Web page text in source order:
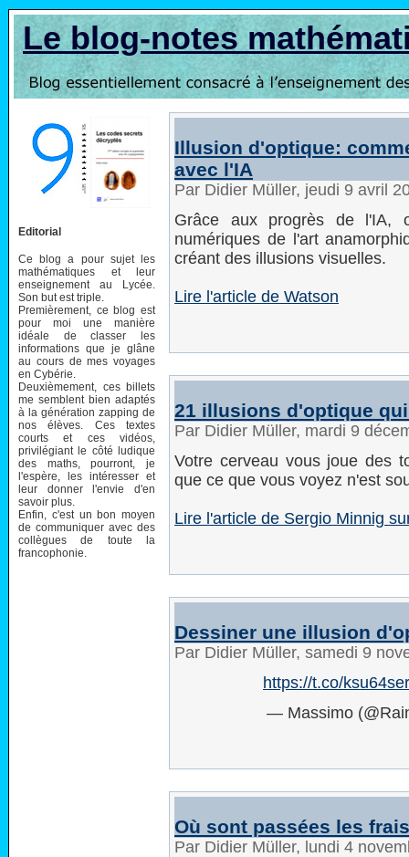
Le blog-notes
Editorial
Ce blog a pour sujet les
mathématiques et leur
enseignement au Lycée.
Son but est triple.
Premièrement, ce blog est
pour moi une manière
idéale de classer les
informations que je glâne
au cours de mes voyages
en Cybérie.
Deuxièmement, ces billets
me semblent bien adaptés
à la génération zapping de
nos élèves. Ces textes
courts et ces vidéos,
privilégiant le côté ludique
des maths, pourront, je
l'espère, les intéresser et
leur donner l'envie d'en
savoir plus.
Enfin, c'est un bon moyen
de communiquer avec des
collègues de toute la
francophonie.
Illusion d'optique:
avec l'IA
Par Didier Müller, jeudi 9 avril
Grâce aux progrès de l'IA,
numériques de l'art
créant des illusions visuelles.
Lire l'article de Watson
21 illusions d'optique
Par Didier Müller, mardi 9
Votre cerveau vous joue des
que ce que vous voyez n'est
Lire l'article de Sergio Minnig
Dessiner une illusion
Par Didier Müller, samedi 9
https://t.co/
— Massimo
Où sont passées les
Par Didier Müller, lundi 4